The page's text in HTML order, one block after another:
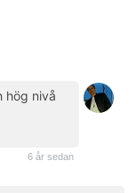
hög nivå
6 år sedan